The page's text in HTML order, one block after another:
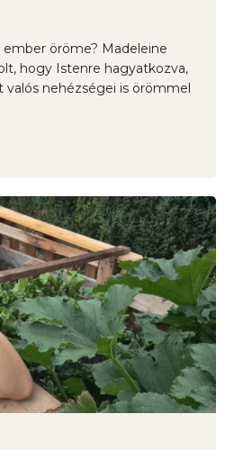
öröme? Madeleine
hogy Istenre hagyatkozva,
valós nehézségei is örömmel